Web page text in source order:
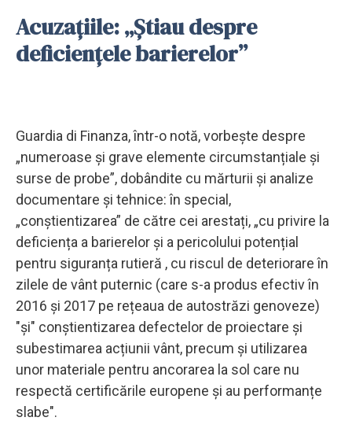
Acuzațiile: „Știau despre
deficienţele barierelor”
Guardia di Finanza, într-o notă, vorbește despre
„numeroase și grave elemente circumstanțiale și
surse de probe”, dobândite cu mărturii și analize
documentare și tehnice: în special,
„conștientizarea” de către cei arestați, „cu privire la
deficiența a barierelor și a pericolului potențial
pentru siguranța rutieră , cu riscul de deteriorare în
zilele de vânt puternic (care s-a produs efectiv în
2016 și 2017 pe rețeaua de autostrăzi genoveze)
"și" conștientizarea defectelor de proiectare și
subestimarea acțiunii vânt, precum și utilizarea
unor materiale pentru ancorarea la sol care nu
respectă certificările europene și au performanțe
slabe".